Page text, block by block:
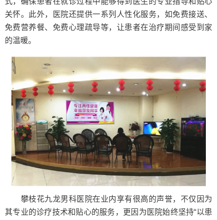
关怀。此外，医院还提供一系列人性化服务，如免费接送、
免费营养餐、免费心理疏导等，让患者在治疗期间感受到家
的温暖。
攀枝花九龙男科医院在业内享有很高的声誉，不仅因为
其专业的诊疗技术和贴心的服务，更因为医院始终坚持“以患